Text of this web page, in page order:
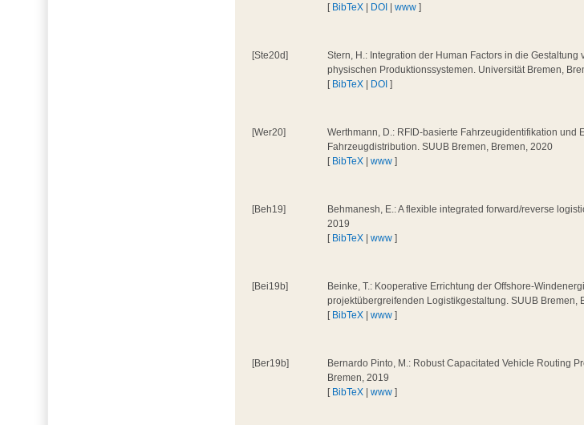
[ BibTeX DOI |www ]
[Ste20d]
Stern, H.: Integration der Human Factors in die
physischen Produktionssystemen. Universität Bremen,
[ BibTeX DOI ]
[Wer20]
Werthmann, D.: RFID-basierte Fahrzeugidentifikation
Fahrzeugdistribution. SUUB Bremen, Bremen, 2020
[ BibTeX |www ]
[Beh19]
Behmanesh, E.: A flexible integrated forward/reverse
2019
[ BibTeX |www ]
[Bei19b]
Beinke, T.: Kooperative Errichtung der Offshore-
projektübergreifenden Logistikgestaltung. SUUB Bremen,
[ BibTeX |www ]
[Ber19b]
Bernardo Pinto, M.: Robust Capacitated Vehicle Routing
Bremen, 2019
[ BibTeX |www ]